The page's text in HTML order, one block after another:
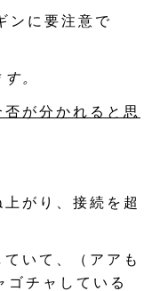
ンに要注意で
。
が分かれると思
がり、接続を超
いて、（アアも
ゴチャしている